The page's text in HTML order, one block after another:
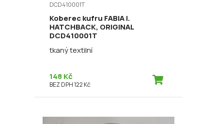
DCD410001T
Koberec kufru FABIA I.
HATCHBACK, ORIGINAL
DCD410001T
tkaný textilní
148 Kč
BEZ DPH 122 Kč